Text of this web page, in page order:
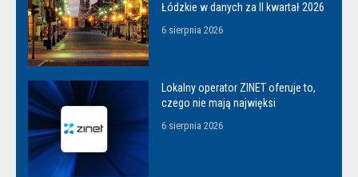
Łódzkie w danych za II kwartał 2026
6 sierpnia 2026
Lokalny operator ZINET oferuje to,
czego nie mają najwięksi
6 sierpnia 2026